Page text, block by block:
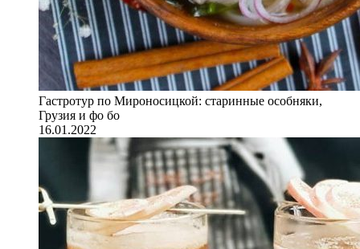
Гастротур по Мироносицкой: старинные особняки,
Грузия и фо бо
16.01.2022